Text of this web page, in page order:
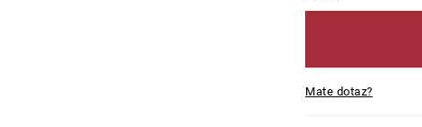
Měrná cena:
Mate dotaz?